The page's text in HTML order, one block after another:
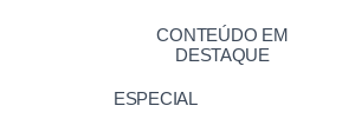
CONTEÚDO EM
DESTAQUE
ESPECIAL